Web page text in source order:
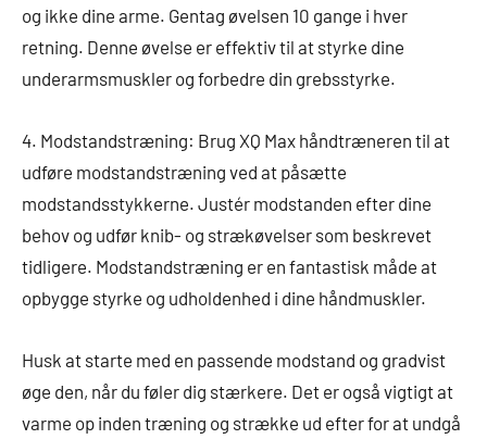
og ikke dine arme. Gentag øvelsen 10 gange i hver
retning. Denne øvelse er effektiv til at styrke dine
underarmsmuskler og forbedre din grebsstyrke.
4. Modstandstræning: Brug XQ Max håndtræneren til at
udføre modstandstræning ved at påsætte
modstandsstykkerne. Justér modstanden efter dine
behov og udfør knib- og strækøvelser som beskrevet
tidligere. Modstandstræning er en fantastisk måde at
opbygge styrke og udholdenhed i dine håndmuskler.
Husk at starte med en passende modstand og gradvist
øge den, når du føler dig stærkere. Det er også vigtigt at
varme op inden træning og strække ud efter for at undgå